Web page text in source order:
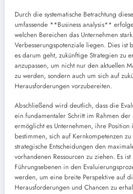
Durch die systematische Betrachtung
umfassende **Business analysis**
welchen Bereichen das Unternehmen
Verbesserungspotenziale liegen. Dies ist
es darum geht, zukünftige Strategien zu
anzupassen, um nicht nur den aktuellen
zu werden, sondern auch um sich auf
Herausforderungen vorzubereiten.
Abschließend wird deutlich, dass die
ein fundamentaler Schritt im Rahmen der
ermöglicht es Unternehmen, ihre Position
bestimmen, sich auf Kernkompetenzen
strategische Entscheidungen den
vorhandenen Ressourcen zu ziehen. Es
Führungsebenen in den
werden, um eine breite Perspektive auf
Herausforderungen und Chancen zu